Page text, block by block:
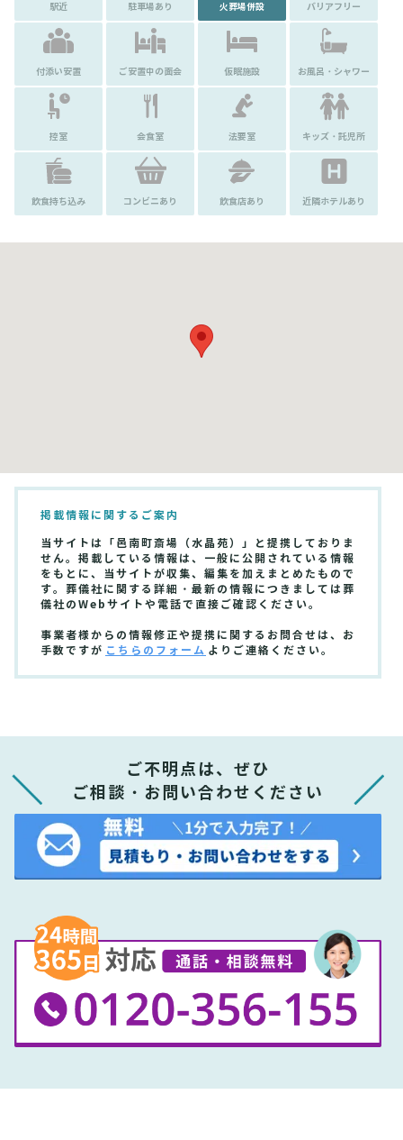
駅近 駐車場あり 火葬場併設 バリアフリー
付添い安置 ご安置中の面会 仮眠施設 お風呂・シャワー
控室 会食室 法要室 キッズ・託児所
飲食持ち込み コンビニあり 飲食店あり 近隣ホテルあり
掲載情報に関するご案内
当サイトは「邑南町斎場（水晶苑）」と提携しておりま
せん。掲載している情報は、一般に公開されている情報
をもとに、当サイトが収集、編集を加えまとめたもので
す。葬儀社に関する詳細・最新の情報につきましては葬
儀社のWebサイトや電話で直接ご確認ください。
事業者様からの情報修正や提携に関するお問合せは、お
手数ですが こちらのフォーム よりご連絡ください。
ご不明点は、ぜひ
ご相談・お問い合わせください